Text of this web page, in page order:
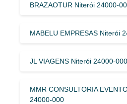
BRAZAOTUR Niterói 24000-
MABELU EMPRESAS Niterói
JL VIAGENS Niterói 24000-000
MMR CONSULTORIA
24000-000